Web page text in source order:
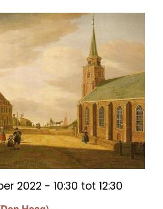
2022 - 10:30 tot 12:30